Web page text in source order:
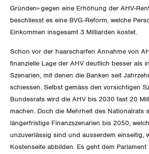
Nidwalden
Obwalden
Gründen» gegen eine Erhöhung der AHV-
beschliesst es eine BVG-Reform, welche
Einkommen insgesamt 3 Milliarden kostet.
Schon vor der haarscharfen Annahme von
finanzielle Lage der AHV deutlich besser als
Szenarien, mit denen die Banken seit
schiessen. Selbst gemäss den vorsichtigen
Bundesrats wird die AHV bis 2030 fast 20
machen. Doch die Mehrheit des Nationalrats
längerfristige Finanzszenarien bis 2050,
unzuverlässig sind und ausserdem einseitig,
Kostenseite abbilden. Es geht dem